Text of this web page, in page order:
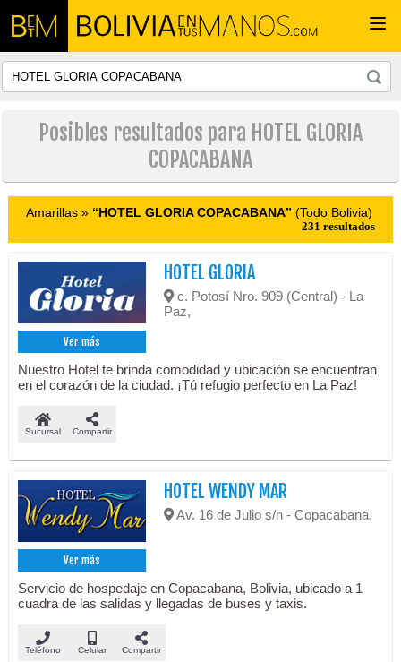
Posibles resultados para HOTEL GLORIA
COPACABANA
Amarillas » “HOTEL GLORIA COPACABANA” (Todo Bolivia)
231 resultados
Ver más
HOTEL GLORIA
c. Potosí Nro. 909 (Central) - La
Paz,
Nuestro Hotel te brinda comodidad y ubicación se encuentran
en el corazón de la ciudad. ¡Tú refugio perfecto en La Paz!
Sucursal Compartir
Ver más
HOTEL WENDY MAR
Av. 16 de Julio s/n - Copacabana,
Servicio de hospedaje en Copacabana, Bolivia, ubicado a 1
cuadra de las salidas y llegadas de buses y taxis.
Teléfono Celular Compartir